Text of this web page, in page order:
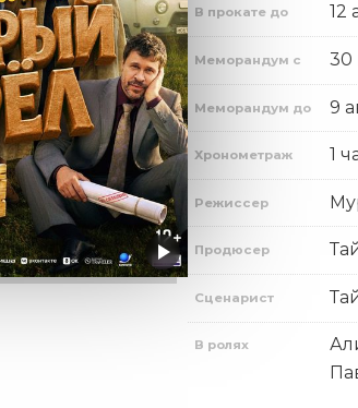
В прокате до 12
Меморандум с 30
Меморандум до 9
Хронометраж 1
Режиссер
Продюсер
Сценарист
В ролях